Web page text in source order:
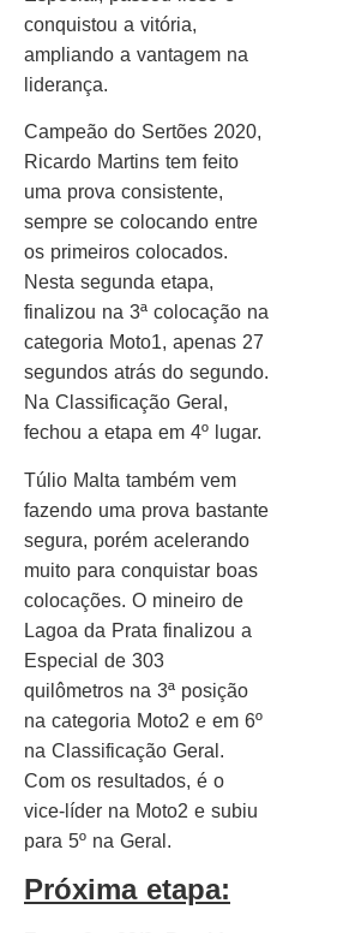
conquistou a vitória,
ampliando a vantagem na
liderança.
Campeão do Sertões 2020,
Ricardo Martins tem feito
uma prova consistente,
sempre se colocando entre
os primeiros colocados.
Nesta segunda etapa,
finalizou na 3ª colocação na
categoria Moto1, apenas 27
segundos atrás do segundo.
Na Classificação Geral,
fechou a etapa em 4º lugar.
Túlio Malta também vem
fazendo uma prova bastante
segura, porém acelerando
muito para conquistar boas
colocações. O mineiro de
Lagoa da Prata finalizou a
Especial de 303
quilômetros na 3ª posição
na categoria Moto2 e em 6º
na Classificação Geral.
Com os resultados, é o
vice-líder na Moto2 e subiu
para 5º na Geral.
Próxima etapa: